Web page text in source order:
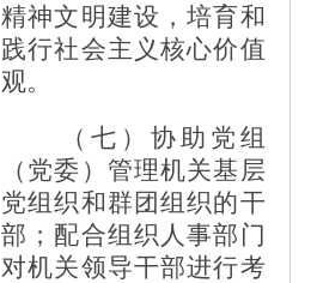
精神文明建设，培育和
践行社会主义核心价值
观。
（七）协助党组
（党委）管理机关基层
党组织和群团组织的干
部；配合组织人事部门
对机关领导干部进行考